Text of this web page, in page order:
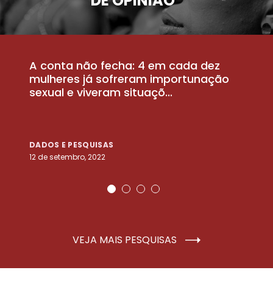
A conta não fecha: 4 em cada dez
mulheres já sofreram importunação
sexual e viveram situaçõ...
DADOS E PESQUISAS
12 de setembro, 2022
VEJA MAIS PESQUISAS